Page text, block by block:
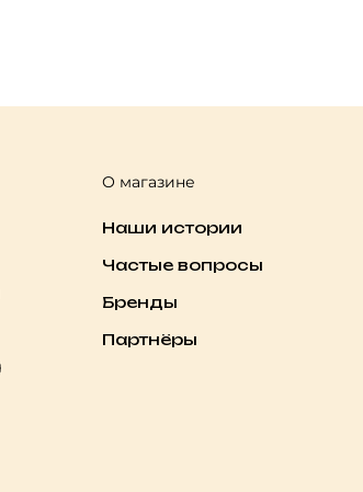
О магазине
Наши истории
Частые вопросы
Бренды
Партнёры